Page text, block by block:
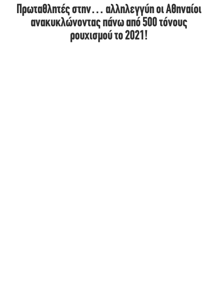
Πρωταθλητές στην… αλληλεγγύη οι Αθηναίοι
ανακυκλώνοντας πάνω από 500 τόνους
ρουχισμού το 2021!